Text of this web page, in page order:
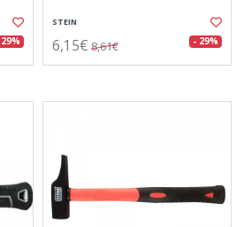
STEIN
6,15€ 8,61€ - 29%